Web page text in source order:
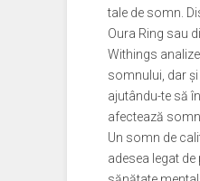
tale de somn.
Oura Ring sau
Withings
somnului, dar și
ajutându-te să
afectează
Un somn de
adesea legat